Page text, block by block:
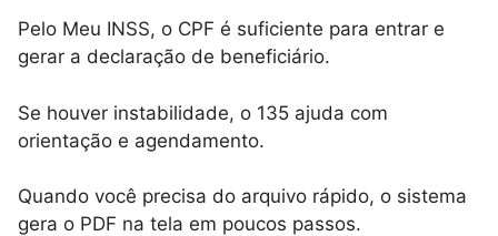
Pelo Meu INSS, o CPF é suficiente para entrar e
gerar a declaração de beneficiário.
Se houver instabilidade, o 135 ajuda com
orientação e agendamento.
Quando você precisa do arquivo rápido, o sistema
gera o PDF na tela em poucos passos.